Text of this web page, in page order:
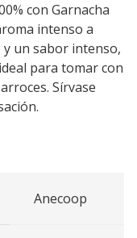
con Garnacha
intenso a
un sabor intenso,
para tomar con
Sírvase
Anecoop